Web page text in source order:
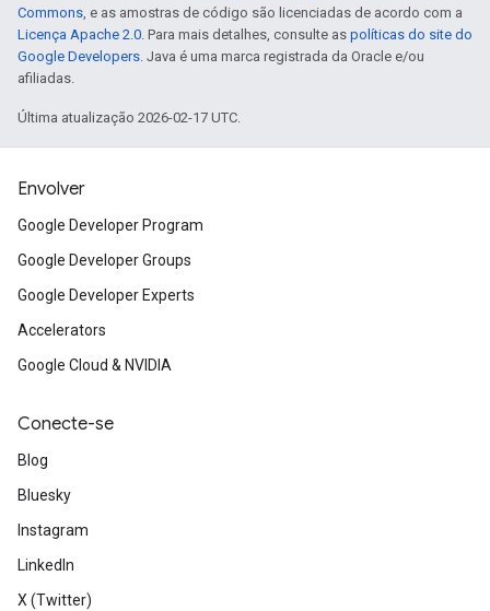
Commons, e as amostras de código são licenciadas de acordo com a
Licença Apache 2.0. Para mais detalhes, consulte as políticas do site do
Google Developers. Java é uma marca registrada da Oracle e/ou
afiliadas.
Última atualização 2026-02-17 UTC.
Envolver
Google Developer Program
Google Developer Groups
Google Developer Experts
Accelerators
Google Cloud & NVIDIA
Conecte-se
Blog
Bluesky
Instagram
LinkedIn
X (Twitter)